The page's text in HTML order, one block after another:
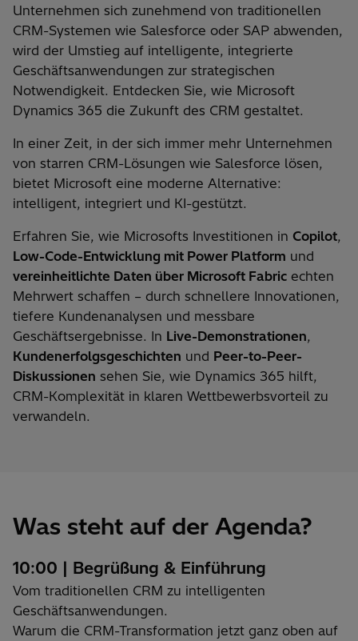
Unternehmen sich zunehmend von traditionellen
CRM-Systemen wie Salesforce oder SAP abwenden,
wird der Umstieg auf intelligente, integrierte
Geschäftsanwendungen zur strategischen
Notwendigkeit. Entdecken Sie, wie Microsoft
Dynamics 365 die Zukunft des CRM gestaltet.
In einer Zeit, in der sich immer mehr Unternehmen
von starren CRM-Lösungen wie Salesforce lösen,
bietet Microsoft eine moderne Alternative:
intelligent, integriert und KI-gestützt.
Erfahren Sie, wie Microsofts Investitionen in Copilot,
Low-Code-Entwicklung mit Power Platform und
vereinheitlichte Daten über Microsoft Fabric echten
Mehrwert schaffen – durch schnellere Innovationen,
tiefere Kundenanalysen und messbare
Geschäftsergebnisse. In Live-Demonstrationen,
Kundenerfolgsgeschichten und Peer-to-Peer-
Diskussionen sehen Sie, wie Dynamics 365 hilft,
CRM-Komplexität in klaren Wettbewerbsvorteil zu
verwandeln.
Was steht auf der Agenda?
10:00 | Begrüßung & Einführung
Vom traditionellen CRM zu intelligenten
Geschäftsanwendungen.
Warum die CRM-Transformation jetzt ganz oben auf